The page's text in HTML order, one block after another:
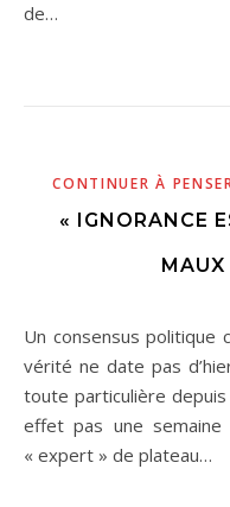
de…
CONTINUER À
« IGNORANCE
MAUX
Un consensus politique contre les sciences sociales Cette
vérité ne date pas
toute particulière
effet pas une semaine
« expert » de plateau…